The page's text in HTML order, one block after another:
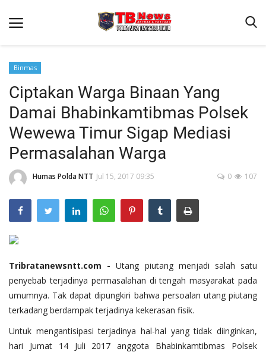
Beranda
Binkam
Terms & Conditions
Reskrim
Lantas
Polisi Kita
Mitra Polisi
Giat Ops
Link Polda NTT
Binmas
Ciptakan Warga Binaan Yang
Damai Bhabinkamtibmas Polsek
Wewewa Timur Sigap Mediasi
Permasalahan Warga
Humas Polda NTT Jul 15, 2017 09:35 107
0
Tribratanewsntt.com -Utang piutang menjadi salah satu
penyebab terjadinya permasalahan di tengah masyarakat pada
umumnya. Tak dapat dipungkiri bahwa persoalan utang piutang
terkadang berdampak terjadinya kekerasan fisik.
Untuk mengantisipasi terjadinya hal-hal yang tidak diinginkan,
hari Jumat 14 Juli 2017 anggota Bhabinkamtibmas Polsek